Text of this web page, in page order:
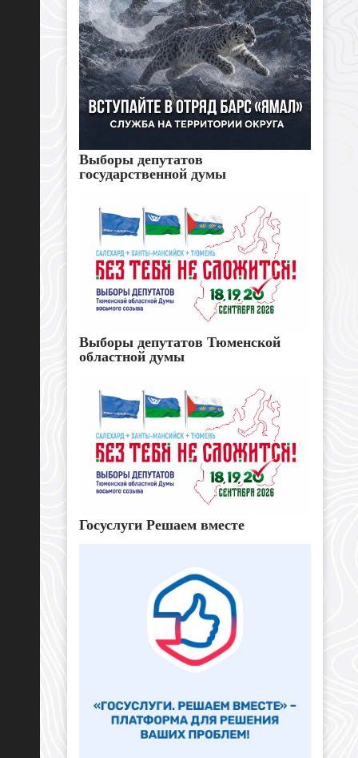
Выборы депутатов
государственной думы
Выборы депутатов Тюменской
областной думы
Госуслуги Решаем вместе